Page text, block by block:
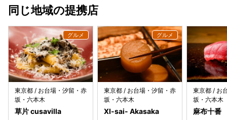
ジを利用させてもらい、おかげで楽しい滞在となりました。
ぜひまた利用したいと思います！ありがとうございました。
ブフロアにアップグレードしていただいたこともあり、とて
にベッドメイクのサービスが入っており、戻ったときにお部
屋が可愛らしく整えられていて、とても嬉しかったです。す
でに使ったタオルもそのタイミングで交換されていて、細や
かな気配りを感じました。 チェックイン時や館内案内も丁寧
で、スタッフの方の説明もわかりやすく、滞在中ずっと気持
ちよく過ごせました。 ラウンジアクセスはありませんでした
が、それを差し引いても宿泊体験としては非常に満足です。
食事、部屋、サービスのすべてを含めて、また泊まりたいと
思えるホテルでした。記念日や少し特別な東京滞在にもおす
書きましたが、お許しください。今後ともよろしくお願いし
同じ地域の提携店
東京都 / お台場・汐留・赤
坂・六本木
草片 cusavilla
東京都 / お台場・汐留・赤
坂・六本木
XI-sai- Akasaka
東京都 / お
坂・六本木
麻布十